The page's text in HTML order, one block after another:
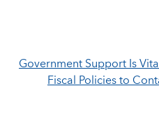
Government Support Is
Fiscal Policies to